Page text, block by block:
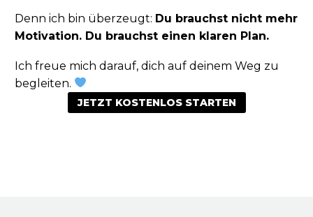
Denn ich bin überzeugt: Du brauchst nicht mehr
Motivation. Du brauchst einen klaren Plan.
Ich freue mich darauf, dich auf deinem Weg zu
begleiten.
JETZT KOSTENLOS STARTEN